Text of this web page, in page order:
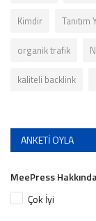
Kimdir Tanıtım
organik trafik
kaliteli backlink
ANKETI OYLA
MeePress
Çok İyi